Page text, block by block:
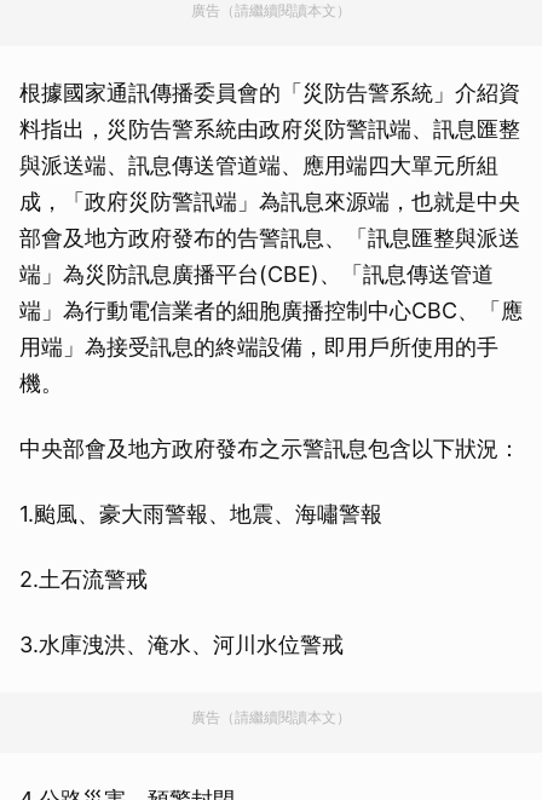
廣告（請繼續閱讀本文）
根據國家通訊傳播委員會的「災防告警系統」介紹資
料指出，災防告警系統由政府災防警訊端、訊息匯整
與派送端、訊息傳送管道端、應用端四大單元所組
成，「政府災防警訊端」為訊息來源端，也就是中央
部會及地方政府發布的告警訊息、「訊息匯整與派送
端」為災防訊息廣播平台(CBE)、「訊息傳送管道
端」為行動電信業者的細胞廣播控制中心CBC、「應
用端」為接受訊息的終端設備，即用戶所使用的手
機。
中央部會及地方政府發布之示警訊息包含以下狀況：
1.颱風、豪大雨警報、地震、海嘯警報
2.土石流警戒
3.水庫洩洪、淹水、河川水位警戒
廣告（請繼續閱讀本文）